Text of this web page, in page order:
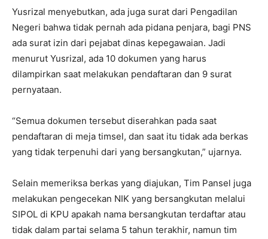
Yusrizal menyebutkan, ada juga surat dari Pengadilan
Negeri bahwa tidak pernah ada pidana penjara, bagi PNS
ada surat izin dari pejabat dinas kepegawaian. Jadi
menurut Yusrizal, ada 10 dokumen yang harus
dilampirkan saat melakukan pendaftaran dan 9 surat
pernyataan.
“Semua dokumen tersebut diserahkan pada saat
pendaftaran di meja timsel, dan saat itu tidak ada berkas
yang tidak terpenuhi dari yang bersangkutan,” ujarnya.
Selain memeriksa berkas yang diajukan, Tim Pansel juga
melakukan pengecekan NIK yang bersangkutan melalui
SIPOL di KPU apakah nama bersangkutan terdaftar atau
tidak dalam partai selama 5 tahun terakhir, namun tim